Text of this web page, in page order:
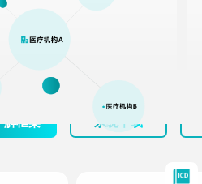
解框架 系统下载